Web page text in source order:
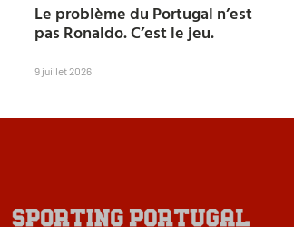
Le problème du Portugal n’est
pas Ronaldo. C’est le jeu.
9 juillet 2026